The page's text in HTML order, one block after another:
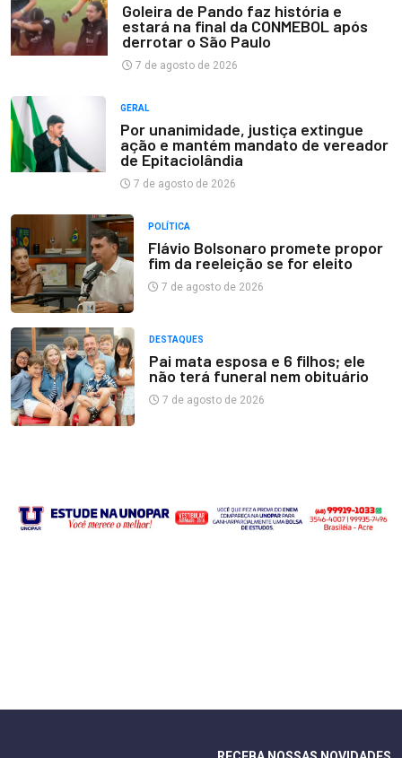
Goleira de Pando faz história e
estará na final da CONMEBOL após
derrotar o São Paulo
7 de agosto de 2026
GERAL
Por unanimidade, justiça extingue
ação e mantém mandato de vereador
de Epitaciolândia
7 de agosto de 2026
POLÍTICA
Flávio Bolsonaro promete propor
fim da reeleição se for eleito
7 de agosto de 2026
DESTAQUES
Pai mata esposa e 6 filhos; ele
não terá funeral nem obituário
7 de agosto de 2026